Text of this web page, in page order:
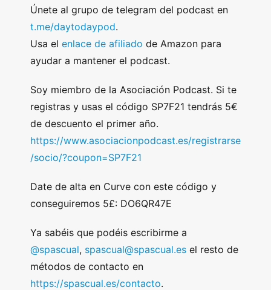
Únete al grupo de telegram del podcast en
t.me/daytodaypod.
Usa el enlace de afiliado de Amazon para
ayudar a mantener el podcast.
Soy miembro de la Asociación Podcast. Si te
registras y usas el código SP7F21 tendrás 5€
de descuento el primer año.
https://www.asociacionpodcast.es/registrarse
/socio/?coupon=SP7F21
Date de alta en Curve con este código y
conseguiremos 5£: DO6QR47E
Ya sabéis que podéis escribirme a
@spascual, spascual@spascual.es el resto de
métodos de contacto en
https://spascual.es/contacto.